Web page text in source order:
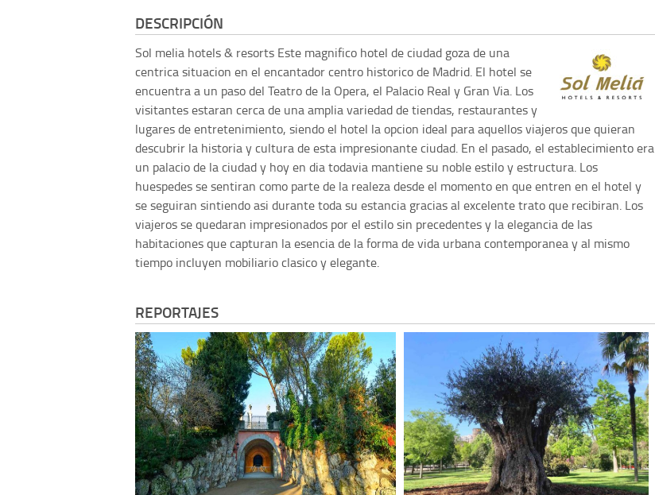
DESCRIPCIÓN
Sol melia hotels & resorts Este magnifico hotel de ciudad goza de una
centrica situacion en el encantador centro historico de Madrid. El hotel se
encuentra a un paso del Teatro de la Opera, el Palacio Real y Gran Via. Los
visitantes estaran cerca de una amplia variedad de tiendas, restaurantes y
lugares de entretenimiento, siendo el hotel la opcion ideal para aquellos viajeros que quieran
descubrir la historia y cultura de esta impresionante ciudad. En el pasado, el establecimiento era
un palacio de la ciudad y hoy en dia todavia mantiene su noble estilo y estructura. Los
huespedes se sentiran como parte de la realeza desde el momento en que entren en el hotel y
se seguiran sintiendo asi durante toda su estancia gracias al excelente trato que recibiran. Los
viajeros se quedaran impresionados por el estilo sin precedentes y la elegancia de las
habitaciones que capturan la esencia de la forma de vida urbana contemporanea y al mismo
tiempo incluyen mobiliario clasico y elegante.
REPORTAJES